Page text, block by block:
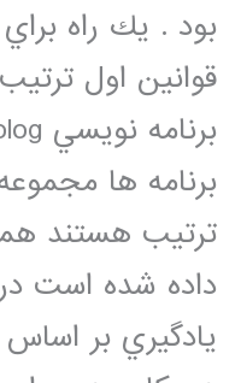
بود . يك راه
قوانين اول
برنامه ها
ترتيب هستند
داده شده است
يادگيري بر اساس